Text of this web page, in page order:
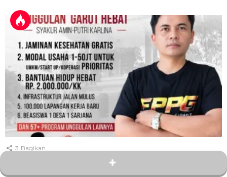
3 Bagikan
Hampir Dua Tahun Memimpin, FPPG
Semprot Bupati Garut: Janji Rp2 Juta